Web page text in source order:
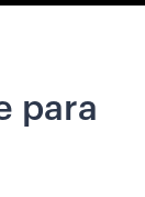
para